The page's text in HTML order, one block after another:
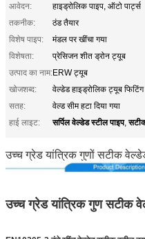
आवेदन:
हाइड्रोलिक पाइप, ऑटो पार्ट्स
तकनीक:
ठंड तैयार
विशेष पाइप:
मंडल पर खींचा गया
विशेषता:
प्रेसिजन शीत ड्रोन ट्यूब
उत्पाद का नाम:ERW ट्यूब
खोजशब्द:
वेल्डेड हाइड्रोलिक ट्यूब फिटिंग
सतह:
वेल्ड सीम हटा दिया गया
हाई लाइट:
सर्पिल वेल्डेड स्टील पाइप,
उच्च ग्रेड यांत्रिक गुणों सटीक
उच्च ग्रेड यांत्रिक गुण सटीक